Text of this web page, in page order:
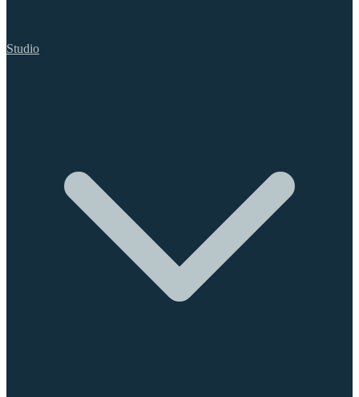
Studio